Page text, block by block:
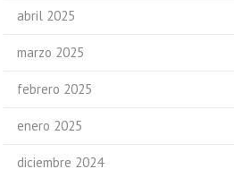
abril 2025
marzo 2025
febrero 2025
enero 2025
diciembre 2024